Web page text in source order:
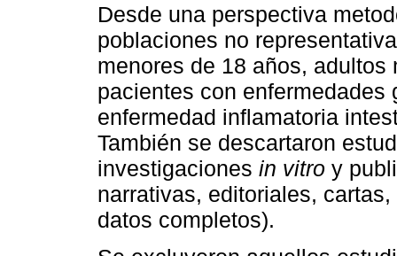
Desde una perspectiva
poblaciones no
menores de 18 años,
pacientes con
enfermedad inflamatoria
También se descartaron
investigaciones in vitro y
narrativas, editoriales,
datos completos).